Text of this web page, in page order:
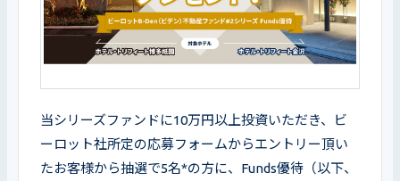
当シリーズファンドに10万円以上投資いただき、ビ
ーロット社所定の応募フォームからエントリー頂い
たお客様から抽選で5名*の方に、Funds優待（以下、